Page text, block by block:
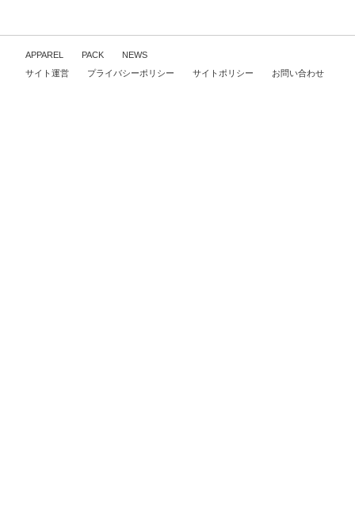
APPAREL PACK
NEWS
サイト運営
プライバシーポリシー サイトポリシー お問い合わせ